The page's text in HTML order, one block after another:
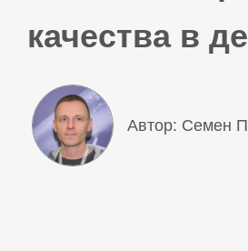
качества в
Автор: Семен